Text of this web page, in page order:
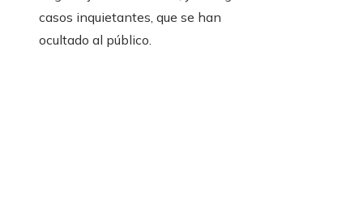
casos inquietantes, que se han
ocultado al público.